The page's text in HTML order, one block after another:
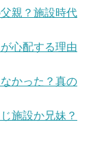
親？施設時代
心配する理由
かった？真の
施設か兄妹？